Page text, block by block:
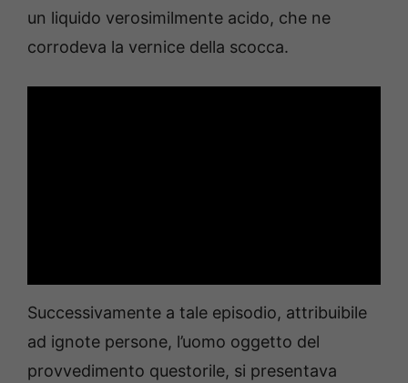
un liquido verosimilmente acido, che ne
corrodeva la vernice della scocca.
Successivamente a tale episodio, attribuibile
ad ignote persone, l’uomo oggetto del
provvedimento questorile, si presentava